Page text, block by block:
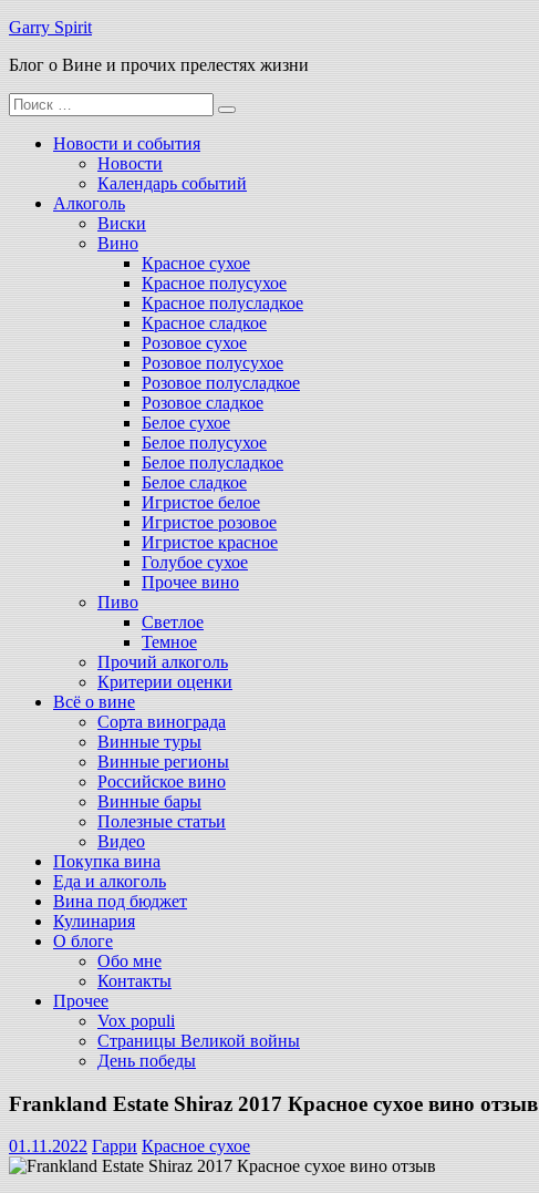
Перейти
содержимому
Garry Spirit
Блог о Вине и прочих прелестях жизни
Поиск
для:
Новости и события
Новости
Календарь событий
Алкоголь
Виски
Вино
Красное сухое
Красное полусухое
Красное полусладкое
Красное сладкое
Розовое сухое
Розовое полусухое
Розовое полусладкое
Розовое сладкое
Белое сухое
Белое полусухое
Белое полусладкое
Белое сладкое
Игристое белое
Игристое розовое
Игристое красное
Голубое сухое
Прочее вино
Пиво
Светлое
Темное
Прочий алкоголь
Критерии оценки
Всё о вине
Сорта винограда
Винные туры
Винные регионы
Российское вино
Винные бары
Полезные статьи
Видео
Покупка вина
Еда и алкоголь
Вина под бюджет
Кулинария
О блоге
Обо мне
Контакты
Прочее
Vox populi
Страницы Великой войны
День победы
Frankland Estate Shiraz 2017 Красное сухое вино отзыв
01.11.2022 Гарри Красное сухое